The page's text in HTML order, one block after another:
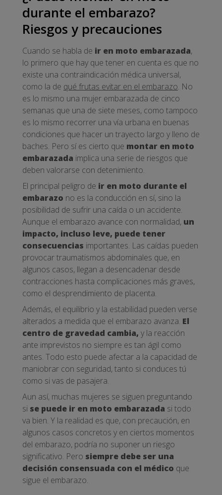
durante el embarazo?
Riesgos y precauciones
Cuando se habla de ir en moto embarazada,
lo primero que hay que tener en cuenta es que no
existe una contraindicación médica universal,
como la de qué frutas evitar en el embarazo. No
es lo mismo una mujer embarazada de cinco
semanas que una de siete meses, como tampoco
es lo mismo recorrer una vía urbana en buenas
condiciones que hacer un trayecto largo y lleno de
baches. Pero sí es cierto que montar en moto
embarazada implica una serie de riesgos que
deben valorarse con detenimiento.
El principal peligro de ir en moto durante el
embarazo no es la conducción en sí, sino la
posibilidad de sufrir una caída o un accidente.
Aunque el embarazo avance con normalidad, un
impacto, incluso leve, puede tener
consecuencias importantes. Las caídas pueden
provocar traumatismos abdominales que, en
algunos casos, llegan a desencadenar desde
contracciones hasta complicaciones más graves,
como el desprendimiento de placenta.
Además, el equilibrio y la estabilidad pueden verse
alterados a medida que el embarazo avanza. El
centro de gravedad cambia, y la reacción
ante imprevistos no siempre es tan ágil como
antes. Todo esto puede afectar a la capacidad de
maniobrar con seguridad, tanto si conduces tú
como si vas de pasajera.
Aun así, muchas mujeres se siguen preguntando
si se puede ir en moto embarazada si todo
va bien. Y la realidad es que, con precaución, en
algunos casos concretos y en ciertos momentos
del embarazo, podría no suponer un riesgo
significativo. Pero siempre debe ser una
decisión consensuada con el médico que
sigue el embarazo.